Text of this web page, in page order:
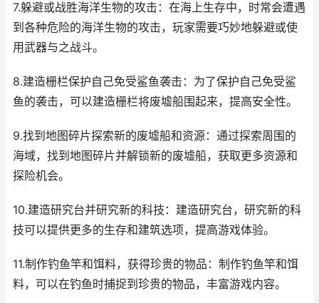
7.躲避或战胜海洋生物的攻击：在海上生存中，时常会遭遇
到各种危险的海洋生物的攻击，玩家需要巧妙地躲避或使
用武器与之战斗。
8.建造栅栏保护自己免受鲨鱼袭击：为了保护自己免受鲨
鱼的袭击，可以建造栅栏将废墟船围起来，提高安全性。
9.找到地图碎片探索新的废墟船和资源：通过探索周围的
海域，找到地图碎片并解锁新的废墟船，获取更多资源和
探险机会。
10.建造研究台并研究新的科技：建造研究台，研究新的科
技可以提供更多的生存和建筑选项，提高游戏体验。
11.制作钓鱼竿和饵料，获得珍贵的物品：制作钓鱼竿和饵
料，可以在钓鱼时捕捉到珍贵的物品，丰富游戏内容。